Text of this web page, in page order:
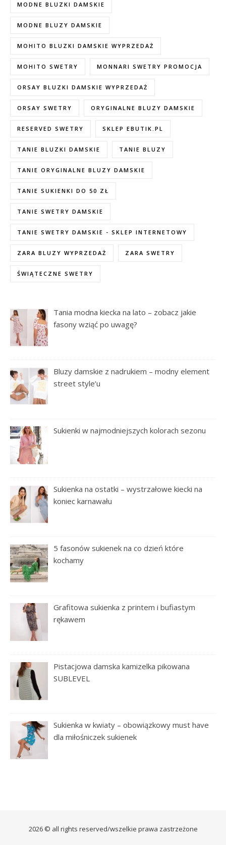
MODNE BLUZKI DAMSKIE
MODNE BLUZY DAMSKIE
MOHITO BLUZKI DAMSKIE WYPRZEDAŻ
MOHITO SWETRY MONNARI SWETRY PROMOCJA
ORSAY BLUZKI DAMSKIE WYPRZEDAŻ
ORSAY SWETRY ORYGINALNE BLUZY DAMSKIE
RESERVED SWETRY SKLEP EBUTIK.PL
TANIE BLUZKI DAMSKIE TANIE BLUZY
TANIE ORYGINALNE BLUZY DAMSKIE
TANIE SUKIENKI DO 50 ZŁ
TANIE SWETRY DAMSKIE
TANIE SWETRY DAMSKIE - SKLEP INTERNETOWY
ZARA BLUZY WYPRZEDAŻ ZARA SWETRY
ŚWIĄTECZNE SWETRY
Tania modna kiecka na lato – zobacz jakie
fasony wziąć po uwagę?
Bluzy damskie z nadrukiem – modny element
street style’u
Sukienki w najmodniejszych kolorach sezonu
Sukienka na ostatki – wystrzałowe kiecki na
koniec karnawału
5 fasonów sukienek na co dzień które
kochamy
Grafitowa sukienka z printem i bufiastym
rękawem
Pistacjowa damska kamizelka pikowana
SUBLEVEL
Sukienka w kwiaty – obowiązkowy must have
dla miłośniczek sukienek
2026 © all rights reserved/wszelkie prawa zastrzeżone